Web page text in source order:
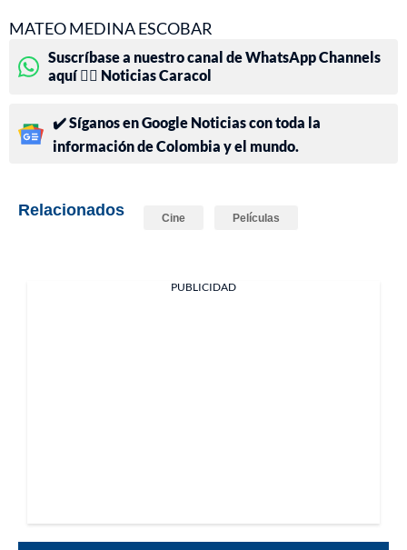
MATEO MEDINA ESCOBAR
Suscríbase a nuestro canal de WhatsApp Channels
aquí 👉🏻 Noticias Caracol
✔️ Síganos en Google Noticias con toda la
información de Colombia y el mundo.
Relacionados Cine Películas
PUBLICIDAD